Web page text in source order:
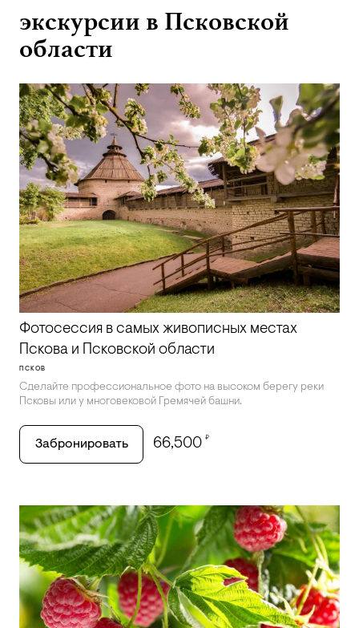
экскурсии в Псковской
области
Фотосессия в самых живописных местах
Пскова и Псковской области
ПСКОВ
Сделайте профессиональное фото на высоком берегу реки
Псковы или у многовековой Гремячей башни.
Забронировать 66,500 ₽